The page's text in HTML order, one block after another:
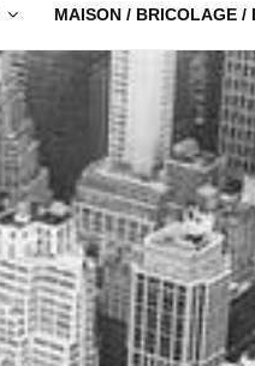
MAISON / BRICOLAGE /